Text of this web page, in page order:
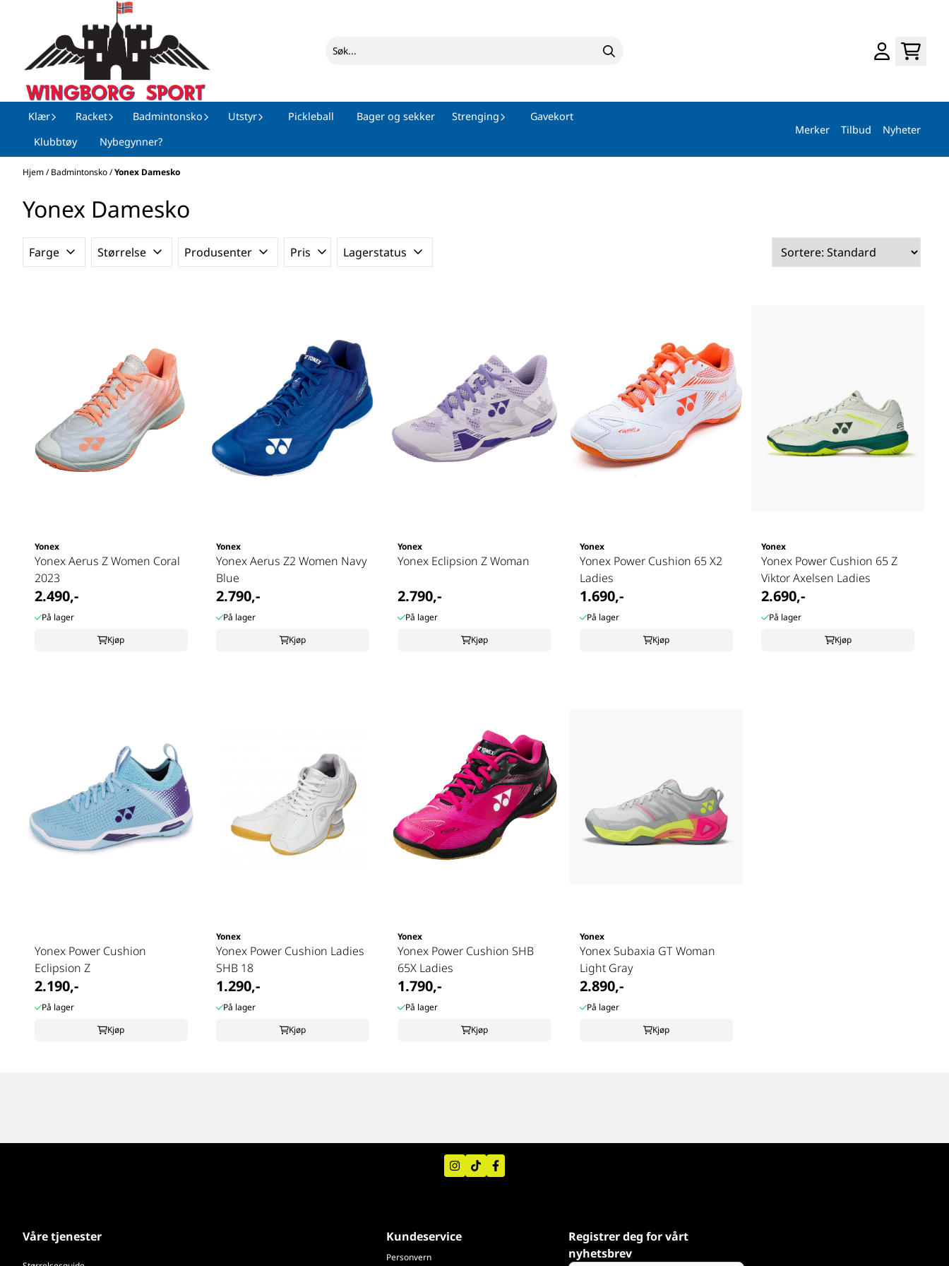
Klær Racket Badmintonsko Utstyr Pickleball Bager og sekker Strenging
Gavekort
Klubbtøy
Nybegynner?
Merker Tilbud Nyheter
Hjem/Badmintonsko/Yonex Damesko
Yonex Damesko
Farge Størrelse Produsenter Pris Lagerstatus
Yonex
Yonex Aerus Z Women Coral
2023
2.490,-
På lager
Kjøp
Yonex
Yonex Aerus Z2 Women Navy
Blue
2.790,-
På lager
Kjøp
Yonex
Yonex Eclipsion Z Woman
2.790,-
På lager
Kjøp
Yonex
Yonex Power Cushion 65 X2
Ladies
1.690,-
På lager
Kjøp
Yonex
Yonex Power Cushion 65 Z
Viktor Axelsen Ladies
2.690,-
På lager
Kjøp
Yonex Power Cushion
Eclipsion Z
2.190,-
På lager
Kjøp
Yonex
Yonex Power Cushion Ladies
SHB 18
1.290,-
På lager
Kjøp
Yonex
Yonex Power Cushion SHB
65X Ladies
1.790,-
På lager
Kjøp
Yonex
Yonex Subaxia GT Woman
Light Gray
2.890,-
På lager
Kjøp
Våre tjenester Kundeservice
Personvern
Registrer deg for vårt
nyhetsbrev